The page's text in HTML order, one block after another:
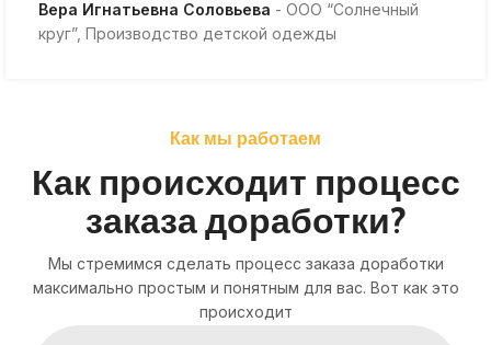
Вера Игнатьевна Соловьева
ООО “Солнечный
круг”, Производство детской одежды
Как мы работаем
Как происходит процесс
заказа доработки?
Мы стремимся сделать процесс заказа доработки
максимально простым и понятным для вас. Вот как это
происходит